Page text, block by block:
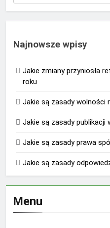
Najnowsze wpisy
Jakie zmiany przyniosła
roku
Jakie są zasady wolności
Jakie są zasady publikacji
Jakie są zasady prawa
Jakie są zasady
Menu